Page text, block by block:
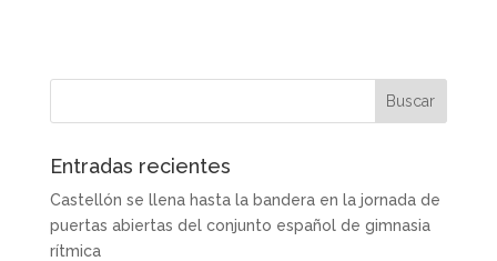
Entradas recientes
Castellón se llena hasta la bandera en la jornada de
puertas abiertas del conjunto español de gimnasia
rítmica